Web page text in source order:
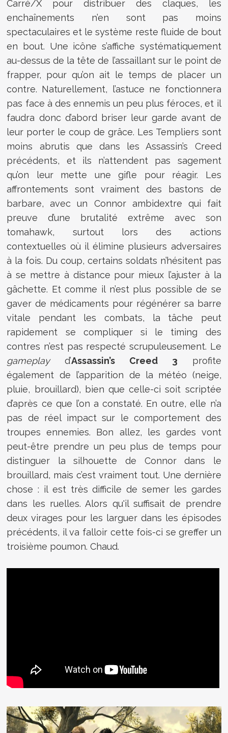
Carré/X pour distribuer des claques, les
enchaînements n’en sont pas moins
spectaculaires et le système reste fluide de bout
en bout. Une icône s’affiche systématiquement
au-dessus de la tête de l’assaillant sur le point de
frapper, pour qu’on ait le temps de placer un
contre. Naturellement, l’astuce ne fonctionnera
pas face à des ennemis un peu plus féroces, et il
faudra donc d’abord briser leur garde avant de
leur porter le coup de grâce. Les Templiers sont
moins abrutis que dans les Assassin’s Creed
précédents, et ils n’attendent pas sagement
qu’on leur mette une gifle pour réagir. Les
affrontements sont vraiment des bastons de
barbare, avec un Connor ambidextre qui fait
preuve d’une brutalité extrême avec son
tomahawk, surtout lors des actions
contextuelles où il élimine plusieurs adversaires
à la fois. Du coup, certains soldats n’hésitent pas
à se mettre à distance pour mieux l’ajuster à la
gâchette. Et comme il n’est plus possible de se
gaver de médicaments pour régénérer sa barre
vitale pendant les combats, la tâche peut
rapidement se compliquer si le timing des
contres n’est pas respecté scrupuleusement. Le
gameplayd’Assassin’s Creed 3 profite
également de l’apparition de la météo (neige,
pluie, brouillard), bien que celle-ci soit scriptée
d’après ce que l’on a constaté. En outre, elle n’a
pas de réel impact sur le comportement des
troupes ennemies. Bon allez, les gardes vont
peut-être prendre un peu plus de temps pour
distinguer la silhouette de Connor dans le
brouillard, mais c’est vraiment tout. Une dernière
chose : il est très difficile de semer les gardes
dans les ruelles. Alors qu'il suffisait de prendre
deux virages pour les larguer dans les épisodes
précédents, il va falloir cette fois-ci se greffer un
troisième poumon. Chaud.